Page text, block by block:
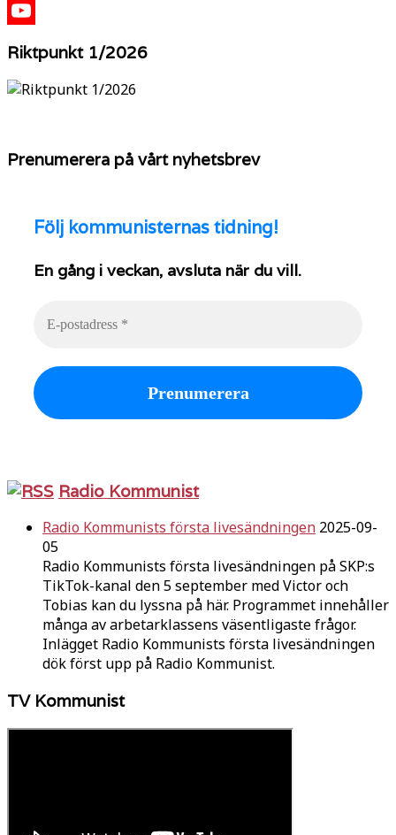
X
Riktpunkt 1/2026
Prenumerera på vårt nyhetsbrev
Följ kommunisternas tidning!
En gång i veckan, avsluta när du vill.
Radio Kommunist
Radio Kommunists första livesändningen 2025-09-
05
Radio Kommunists första livesändningen på SKP:s
TikTok-kanal den 5 september med Victor och
Tobias kan du lyssna på här. Programmet innehåller
många av arbetarklassens väsentligaste frågor.
Inlägget Radio Kommunists första livesändningen
dök först upp på Radio Kommunist.
TV Kommunist